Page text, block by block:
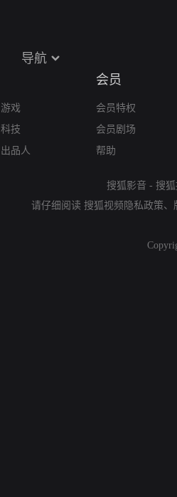
导航
游戏
科技
出品人
会员
会员特权
会员剧场
帮助
搜狐影音 - 搜
请仔细阅读 搜狐视频隐私政策、